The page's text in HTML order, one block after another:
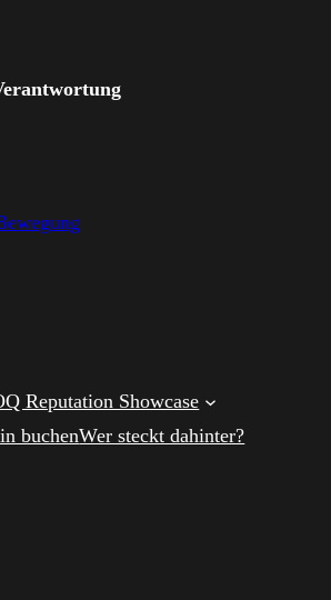
Reputation Showcase
buchenWer steckt dahinter?